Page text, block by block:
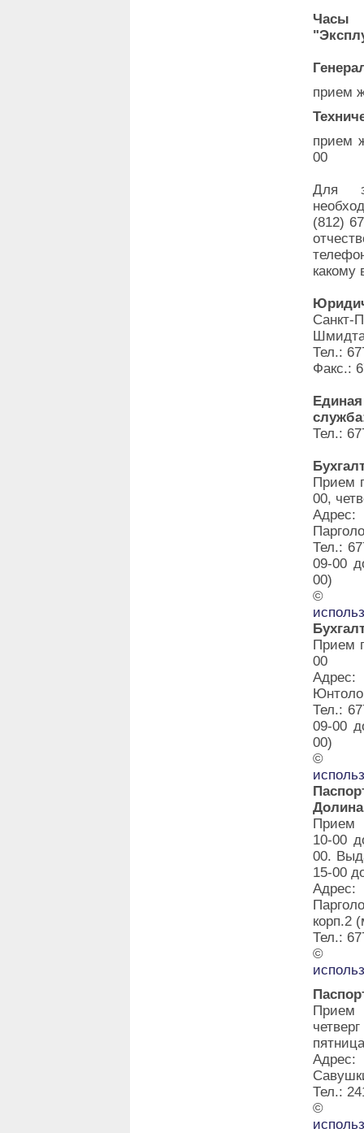
Часы
прием
прием
00
Для
(812)
какому
Тел.:
Факс.:
Единая
Тел.:
Прием
00,
Адрес:
Тел.:
09-00
00)
©
Прием
00
Тел.:
09-00
00)
©
Прием
10-00
00.
15-00
Адрес:
корп.2
Тел.:
©
Прием
Адрес:
Тел.:
©